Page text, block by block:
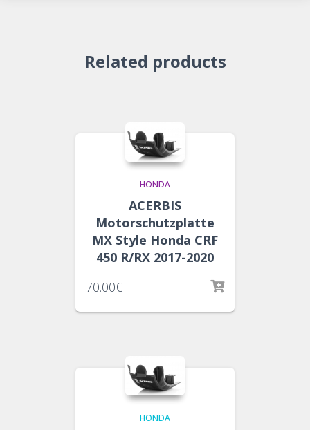
Related products
HONDA
ACERBIS
Motorschutzplatte
MX Style Honda CRF
450 R/RX 2017-2020
70.00€
HONDA